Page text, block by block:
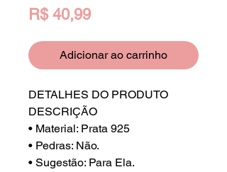
R$ 40,99Preço
Adicionar ao carrinho
DETALHES DO PRODUTO
DESCRIÇÃO
• Material: Prata 925
• Pedras: Não.
• Sugestão: Para Ela.